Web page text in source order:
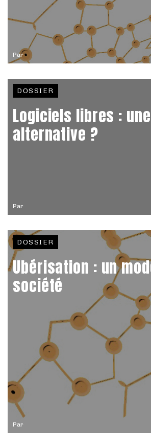
Par
Par
DOSSIER
Logiciels libres : une
alternative ?
Par
DOSSIER
Ubérisation : un
société